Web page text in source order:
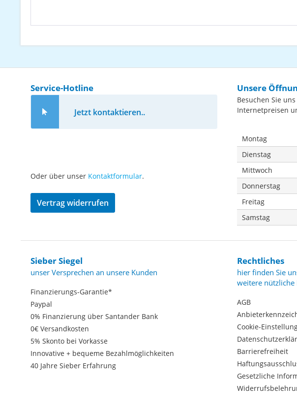
Service-Hotline
Jetzt kontaktieren..
Oder über unser Kontaktformular.
Vertrag widerrufen
Unsere
Besuchen Sie
Internetpreisen
Montag
Dienstag
Mittwoch
Donnerstag
Freitag
Samstag
Sieber Siegel
unser Versprechen an unsere Kunden
Finanzierungs-Garantie*
Paypal
0% Finanzierung über Santander Bank
0€ Versandkosten
5% Skonto bei Vorkasse
Innovative + bequeme Bezahlmöglichkeiten
40 Jahre Sieber Erfahrung
Rechtliches
hier finden Sie
weitere
AGB
Cookie-
Barrierefreiheit
Gesetzliche